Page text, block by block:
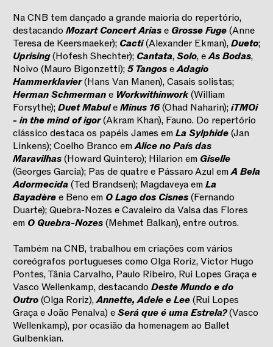
Na CNB tem dançado a grande maioria do repertório,
destacando Mozart Concert Ariase Grosse Fuge(Anne
Teresa de Keersmaeker); Cacti(Alexander Ekman),Dueto;
Uprising(Hofesh Shechter); Cantata,Solo, eAs Bodas,
Noivo (Mauro Bigonzetti);5 TangoseAdagio
Hammerklavier(Hans Van Manen), Casais solistas;
Herman Schmermane Workwithinwork(William
Forsythe);Duet MabuleMinus 16(Ohad Naharin);iTMOi
- in the mind of igor(Akram Khan), Fauno. Do repertório
clássico destaca os papéis James emLa Sylphide(Jan
Linkens); Coelho Branco emAlice no País das
Maravilhas(Howard Quintero); Hilarion em Giselle
(Georges Garcia); Pas de quatre e Pássaro Azul emA Bela
Adormecida(Ted Brandsen); Magdaveya emLa
Bayadèree Beno em O Lago dos Cisnes(Fernando
Duarte); Quebra-Nozes e Cavaleiro da Valsa das Flores
emO Quebra-Nozes(Mehmet Balkan), entre outros.
Também na CNB, trabalhou em criações com vários
coreógrafos portugueses como Olga Roriz, Victor Hugo
Pontes, Tânia Carvalho, Paulo Ribeiro, Rui Lopes Graça e
Vasco Wellenkamp, destacando Deste Mundo e do
Outro(Olga Roriz),Annette, Adele e Lee(Rui Lopes
Graça e João Penalva) eSerá que é uma Estrela?(Vasco
Wellenkamp), por ocasião da homenagem ao Ballet
Gulbenkian.